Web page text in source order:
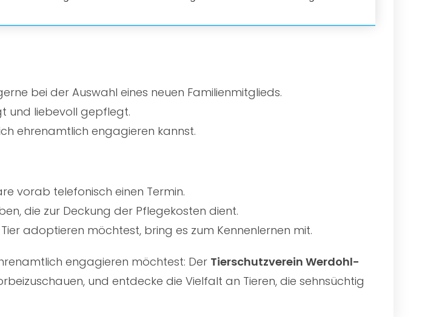
bei der Auswahl eines neuen Familienmitglieds.
und liebevoll gepflegt.
ehrenamtlich engagieren kannst.
vorab telefonisch einen Termin.
die zur Deckung der Pflegekosten dient.
adoptieren möchtest, bring es zum Kennenlernen mit.
engagieren möchtest: Der Tierschutzverein Werdohl-
und entdecke die Vielfalt an Tieren, die sehnsüchtig